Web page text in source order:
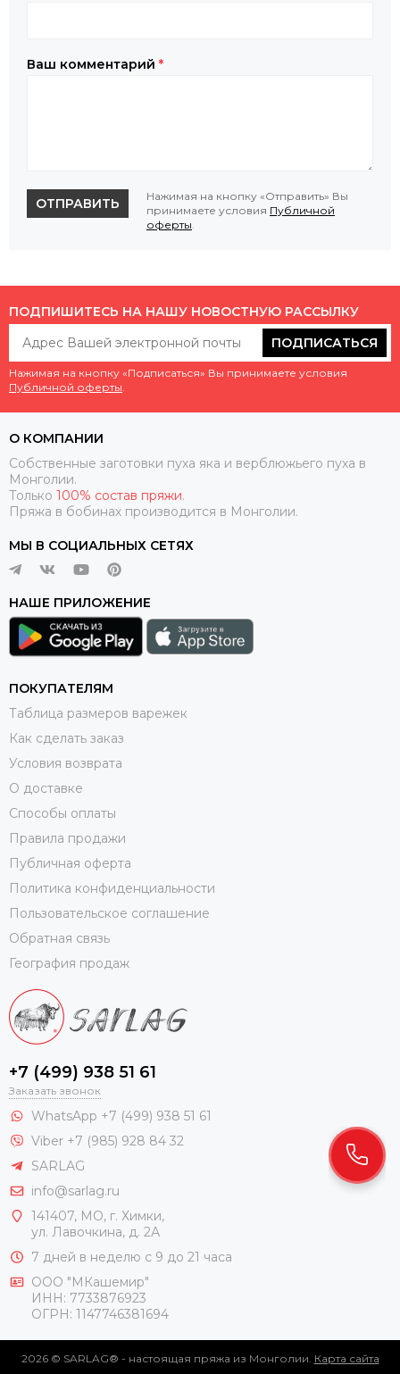
Ваш комментарий *
ОТПРАВИТЬ
Нажимая на кнопку «Отправить» Вы
принимаете условия Публичной
оферты
ПОДПИШИТЕСЬ НА НАШУ НОВОСТНУЮ РАССЫЛКУ
ПОДПИСАТЬСЯ
Нажимая на кнопку «Подписаться» Вы принимаете условия
Публичной оферты
О КОМПАНИИ
Собственные заготовки пуха яка и верблюжьего пуха в
Монголии.
Только 100% состав пряжи.
Пряжа в бобинах производится в Монголии.
МЫ В СОЦИАЛЬНЫХ СЕТЯХ
НАШЕ ПРИЛОЖЕНИЕ
ПОКУПАТЕЛЯМ
Таблица размеров варежек
Как сделать заказ
Условия возврата
О доставке
Способы оплаты
Правила продажи
Публичная оферта
Политика конфиденциальности
Пользовательское соглашение
Обратная связь
География продаж
+7 (499) 938 51 61
Заказать звонок
WhatsApp +7 (499) 938 51 61
Viber +7 (985) 928 84 32
SARLAG
info@sarlag.ru
141407, МО, г. Химки,
ул. Лавочкина, д. 2А
7 дней в неделю с 9 до 21 часа
ООО "МКашемир"
ИНН: 7733876923
ОГРН: 1147746381694
2026 © SARLAG® - настоящая пряжа из Монголии. Карта сайта